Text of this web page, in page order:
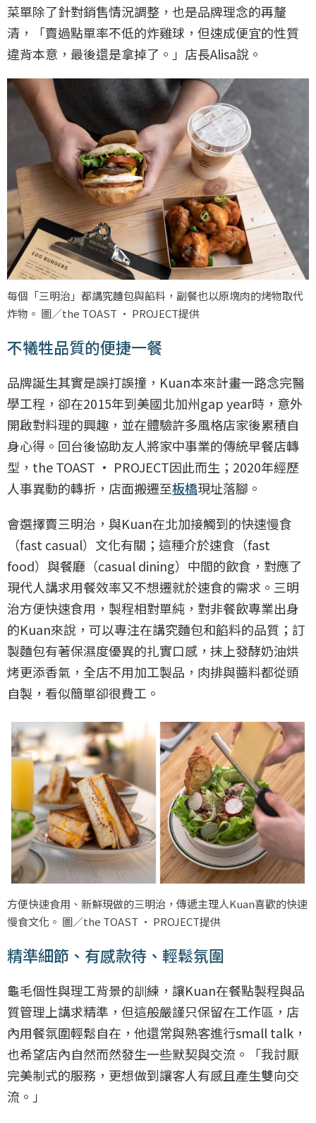
菜單除了針對銷售情況調整，也是品牌理念的再釐
清，「賣過點單率不低的炸雞球，但速成便宜的性質
違背本意，最後還是拿掉了。」店長Alisa說。
每個「三明治」都講究麵包與餡料，副餐也以原塊肉的烤物取代
炸物。 圖／the TOAST · PROJECT提供
不犧牲品質的便捷一餐
品牌誕生其實是誤打誤撞，Kuan本來計畫一路念完醫
學工程，卻在2015年到美國北加州gap year時，意外
開啟對料理的興趣，並在體驗許多風格店家後累積自
身心得。回台後協助友人將家中事業的傳統早餐店轉
型，the TOAST · PROJECT因此而生；2020年經歷
人事異動的轉折，店面搬遷至板橋現址落腳。
會選擇賣三明治，與Kuan在北加接觸到的快速慢食
（fast casual）文化有關；這種介於速食（fast
food）與餐廳（casual dining）中間的飲食，對應了
現代人講求用餐效率又不想遷就於速食的需求。三明
治方便快速食用，製程相對單純，對非餐飲專業出身
的Kuan來說，可以專注在講究麵包和餡料的品質；訂
製麵包有著保濕度優異的扎實口感，抹上發酵奶油烘
烤更添香氣，全店不用加工製品，肉排與醬料都從頭
自製，看似簡單卻很費工。
方便快速食用、新鮮現做的三明治，傳遞主理人Kuan喜歡的快速
慢食文化。 圖／the TOAST · PROJECT提供
精準細節、有感款待、輕鬆氛圍
龜毛個性與理工背景的訓練，讓Kuan在餐點製程與品
質管理上講求精準，但這般嚴謹只保留在工作區，店
內用餐氛圍輕鬆自在，他還常與熟客進行small talk，
也希望店內自然而然發生一些默契與交流。「我討厭
完美制式的服務，更想做到讓客人有感且產生雙向交
流。」